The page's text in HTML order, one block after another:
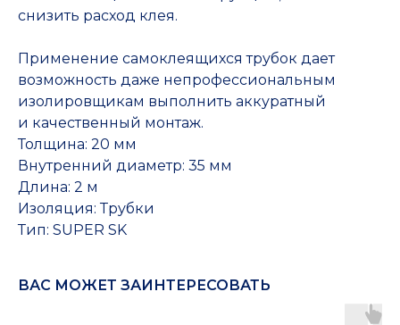
снизить расход клея.
Применение самоклеящихся трубок дает
возможность даже непрофессиональным
изолировщикам выполнить аккуратный
и качественный монтаж.
Толщина: 20 мм
Внутренний диаметр: 35 мм
Длина: 2 м
Изоляция: Трубки
Тип: SUPER SK
ВАС МОЖЕТ ЗАИНТЕРЕСОВАТЬ